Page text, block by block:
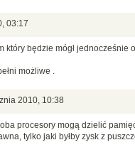
03:17
który będzie mógł
możliwe .
2010, 10:38
procesory mogą dzielić
tylko jaki byłby zysk z